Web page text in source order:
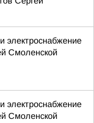
электроснабжение
Смоленской
электроснабжение
Смоленской